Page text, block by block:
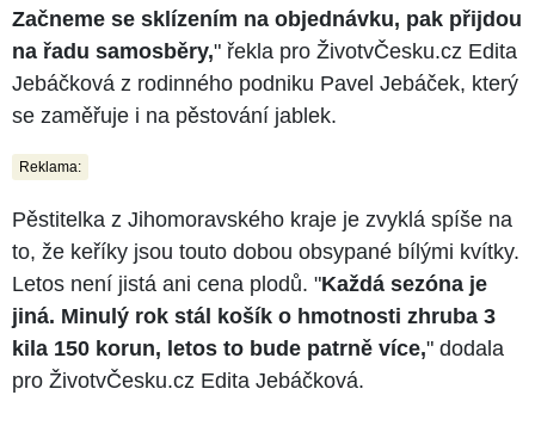
Začneme se sklízením na objednávku, pak přijdou
na řadu samosběry," řekla pro ŽivotvČesku.cz Edita
Jebáčková z rodinného podniku Pavel Jebáček, který
se zaměřuje i na pěstování jablek.
Reklama:
Pěstitelka z Jihomoravského kraje je zvyklá spíše na
to, že keříky jsou touto dobou obsypané bílými kvítky.
Letos není jistá ani cena plodů. "Každá sezóna je
jiná. Minulý rok stál košík o hmotnosti zhruba 3
kila 150 korun, letos to bude patrně více," dodala
pro ŽivotvČesku.cz Edita Jebáčková.